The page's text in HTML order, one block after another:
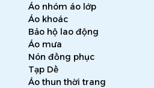
Áo nhóm áo lớp
Áo khoác
Bảo hộ lao động
Áo mưa
Nón đồng phục
Tạp Dề
Áo thun thời trang